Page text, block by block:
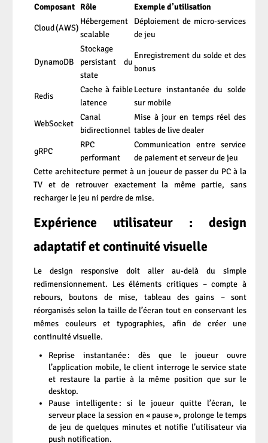
Composant Rôle Exemple d’utilisation
Cloud (AWS)
Hébergement
scalable
Déploiement de micro‑services
de jeu
DynamoDB
Stockage
persistant du
state
Enregistrement du solde et des
bonus
Redis
Cache à faible
latence
Lecture instantanée du solde
sur mobile
WebSocket
Canal
bidirectionnel
Mise à jour en temps réel des
tables de live dealer
gRPC
RPC
performant
Communication entre service
de paiement et serveur de jeu
Cette architecture permet à un joueur de passer du PC à la
TV et de retrouver exactement la même partie, sans
recharger le jeu ni perdre de mise.
Expérience utilisateur : design
adaptatif et continuité visuelle
Le design responsive doit aller au-delà du simple
redimensionnement. Les éléments critiques – compte à
rebours, boutons de mise, tableau des gains – sont
réorganisés selon la taille de l’écran tout en conservant les
mêmes couleurs et typographies, afin de créer une
continuité visuelle.
Reprise instantanée : dès que le joueur ouvre
l’application mobile, le client interroge le service state
et restaure la partie à la même position que sur le
desktop.
Pause intelligente : si le joueur quitte l’écran, le
serveur place la session en « pause », prolonge le temps
de jeu de quelques minutes et notifie l’utilisateur via
push notification.